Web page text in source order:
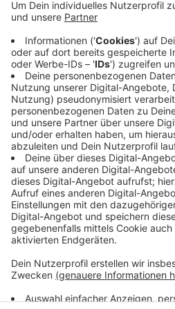
Elberfeld haben sie am
aufgestellt. Sie sollen die
und stehen da, wo wegen
oder Rettungswegen nichts
werden kann. In den Kübeln
Fächerahorne bekommen
Sonnenschutz, damit sie
Veröffentlicht:Dienstag,
Anzeige
Anzeige